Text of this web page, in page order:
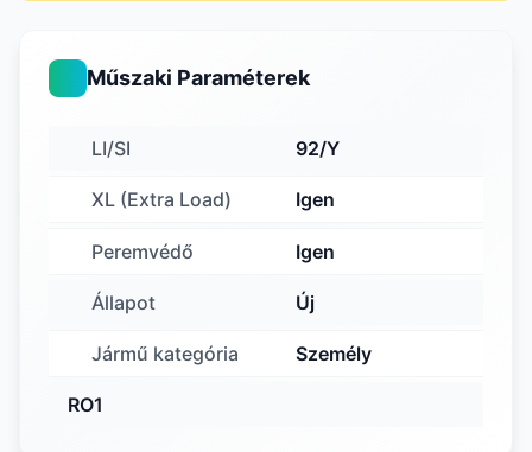
Műszaki Paraméterek
LI/SI 92/Y
XL (Extra Load) Igen
Peremvédő Igen
Állapot Új
Jármű kategória Személy
RO1